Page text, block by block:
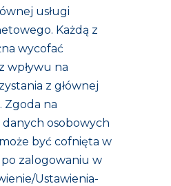
usługi
Każdą z
wycofać
wpływu na
z głównej
Zgoda na
osobowych
być cofnięta w
po zalogowaniu w
Ustawienia-